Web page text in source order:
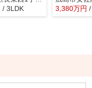
/ 3LDK 3,380万円